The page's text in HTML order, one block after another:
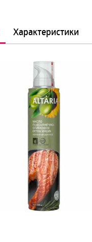
Характеристики